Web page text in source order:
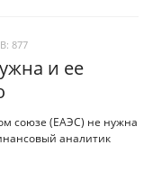
877
и ее
союзе (ЕАЭС) не нужна
аналитик